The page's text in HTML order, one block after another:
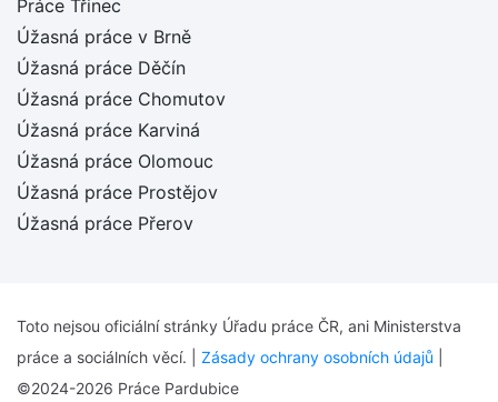
Práce Třinec
Úžasná práce v Brně
Úžasná práce Děčín
Úžasná práce Chomutov
Úžasná práce Karviná
Úžasná práce Olomouc
Úžasná práce Prostějov
Úžasná práce Přerov
Toto nejsou oficiální stránky Úřadu práce ČR, ani Ministerstva
práce a sociálních věcí. | Zásady ochrany osobních údajů
©2024-2026 Práce Pardubice